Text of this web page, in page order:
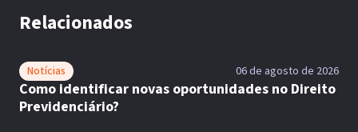
Relacionados
Notícias 06 de agosto de 2026
Como identificar novas oportunidades no Direito
Previdenciário?